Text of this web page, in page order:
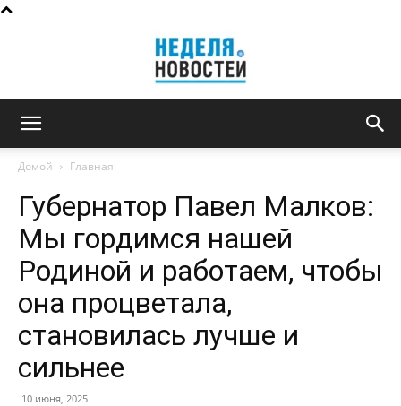
новостей
Домой Главная
Губернатор Павел Малков:
Мы гордимся нашей
Родиной и работаем, чтобы
она процветала,
становилась лучше и
сильнее
10 июня, 2025